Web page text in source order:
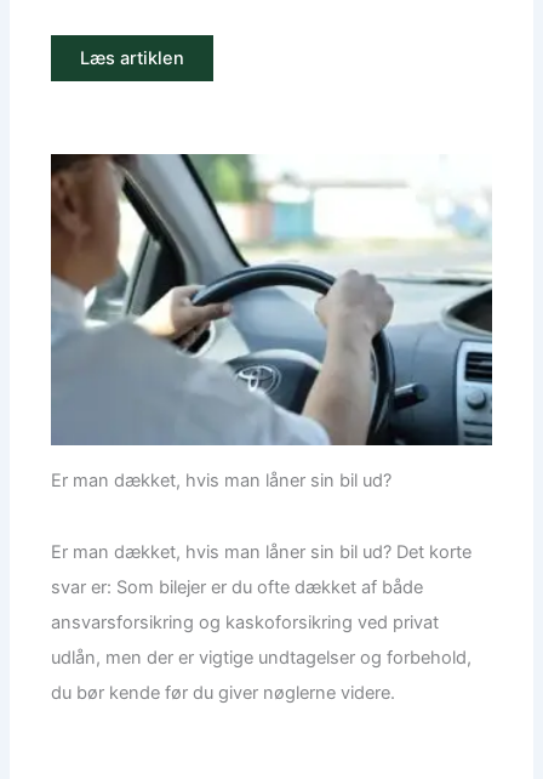
Læs artiklen
Er man dækket, hvis man låner sin bil ud?
Er man dækket, hvis man låner sin bil ud? Det korte
svar er: Som bilejer er du ofte dækket af både
ansvarsforsikring og kaskoforsikring ved privat
udlån, men der er vigtige undtagelser og forbehold,
du bør kende før du giver nøglerne videre.